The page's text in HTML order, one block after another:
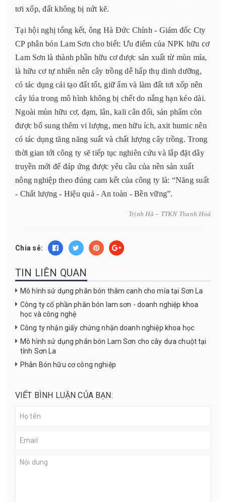
tơi xốp, đất không bị nứt kẽ.
Tại hội nghị tổng kết, ông Hà Đức Chính - Giám đốc Cty
CP phân bón Lam Sơn cho biết: Ưu điểm của NPK hữu cơ
Lam Sơn là thành phần hữu cơ được sản xuất từ mùn mía,
là hữu cơ tự nhiên nên cây trồng dễ hấp thụ dinh dưỡng,
có tác dụng cải tạo đất tốt, giữ ẩm và làm đất tơi xốp nên
cây lúa trong mô hình không bị chết do nắng hạn kéo dài.
Ngoài mùn hữu cơ, đạm, lân, kali cân đối, sản phẩm còn
được bổ sung thêm vi lượng, men hữu ích, axit humic nên
có tác dụng tăng năng suất và chất lượng cây trồng. Trong
thời gian tới công ty sẽ tiếp tục nghiên cứu và lắp đặt dây
truyền mới để đáp ứng được yêu cầu của nền sản xuất
nông nghiệp theo đúng cam kết của công ty là: “Năng suất
- Chất lượng - Hiệu quả - An toàn - Bền vững”.
Trịnh Hà – TTKN Thanh Hoá
Chia sẻ:
TIN LIÊN QUAN
Mô hình sử dụng phân bón thâm canh cho mía tại Sơn La
Công ty cổ phần phân bón lam sơn - doanh nghiệp khoa
học và công nghệ
Công ty nhận giấy chứng nhận doanh nghiệp khoa học
Mô hình sử dụng phân bón Lam Sơn cho cây dưa chuột tại
tỉnh Sơn La
Phân Bón hữu cơ công nghiệp
VIẾT BÌNH LUẬN CỦA BẠN: